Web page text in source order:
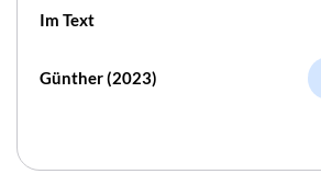
Im Text
Günther (2023)